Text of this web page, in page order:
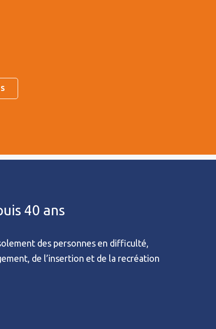
40 ans
des personnes en difficulté,
de l’insertion et de la recréation